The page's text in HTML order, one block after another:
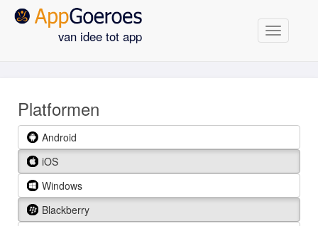
van idee tot app Navigatie
Platformen
Android
iOS
Windows
Blackberry